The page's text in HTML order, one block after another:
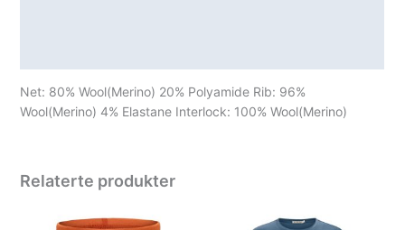
Net: 80% Wool(Merino) 20% Polyamide Rib: 96%
Wool(Merino) 4% Elastane Interlock: 100% Wool(Merino)
Relaterte produkter